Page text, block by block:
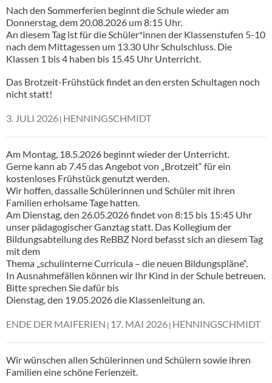
Nach den Sommerferien beginnt die Schule wieder am
Donnerstag, dem 20.08.2026 um 8:15 Uhr.
An diesem Tag ist für die Schüler*innen der Klassenstufen 5-10
nach dem Mittagessen um 13.30 Uhr Schulschluss. Die
Klassen 1 bis 4 haben bis 15.45 Uhr Unterricht.
Das Brotzeit-Frühstück findet an den ersten Schultagen noch
nicht statt!
3. JULI 2026 HENNINGSCHMIDT
Am Montag, 18.5.2026 beginnt wieder der Unterricht.
Gerne kann ab 7.45 das Angebot von „Brotzeit“ für ein
kostenloses Frühstück genutzt werden.
Wir hoffen, dassalle Schülerinnen und Schüler mit ihren
Familien erholsame Tage hatten.
Am Dienstag, den 26.05.2026 findet von 8:15 bis 15:45 Uhr
unser pädagogischer Ganztag statt. Das Kollegium der
Bildungsabteilung des ReBBZ Nord befasst sich an diesem Tag
mit dem
Thema „schulinterne Curricula – die neuen Bildungspläne“.
In Ausnahmefällen können wir Ihr Kind in der Schule betreuen.
Bitte sprechen Sie dafür bis
Dienstag, den 19.05.2026 die Klassenleitung an.
ENDE DER MAIFERIEN 17. MAI 2026 HENNINGSCHMIDT
Wir wünschen allen Schülerinnen und Schülern sowie ihren
Familien eine schöne Ferienzeit.